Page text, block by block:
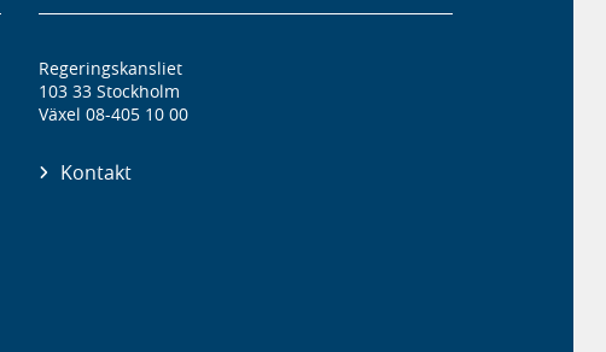
Regeringskansliet
103 33 Stockholm
Växel 08-405 10 00
Kontakt